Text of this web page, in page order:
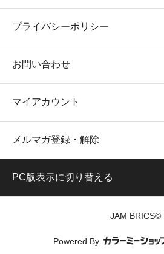
プライバシーポリシー
お問い合わせ
マイアカウント
メルマガ登録・解除
PC版表示に切り替える
JAM BRICS©
Powered By